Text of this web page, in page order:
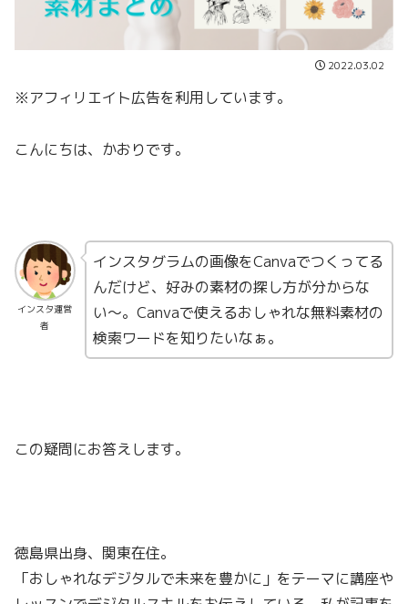
2022.03.02
※アフィリエイト広告を利用しています。
こんにちは、かおりです。
インスタ運営
者
インスタグラムの画像をCanvaでつくってる
んだけど、好みの素材の探し方が分からな
い〜。Canvaで使えるおしゃれな無料素材の
検索ワードを知りたいなぁ。
この疑問にお答えします。
徳島県出身、関東在住。
「おしゃれなデジタルで未来を豊かに」をテーマに講座や